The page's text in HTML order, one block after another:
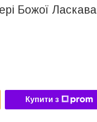
Божої Ласкава
Купити з